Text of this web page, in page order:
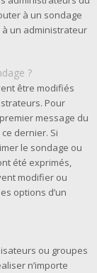
à un sondage
un administrateur
?
être modifiés
Pour
message du
dernier. Si
le sondage ou
été exprimés,
modifier ou
options d’un
ou groupes
n’importe